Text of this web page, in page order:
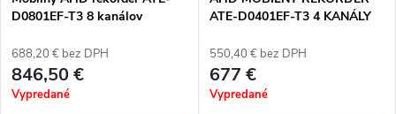
v
D0801EF-T3 8 kanálov
688,20 € bez DPH
846,50 €
Vypredané
ATE-D0401EF-T3 4 KANÁLY
550,40 € bez DPH
677 €
Vypredané